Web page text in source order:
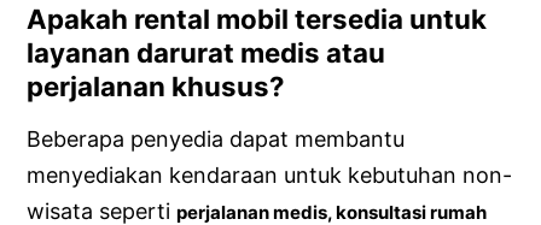
Apakah rental mobil tersedia untuk
layanan darurat medis atau
perjalanan khusus?
Beberapa penyedia dapat membantu
menyediakan kendaraan untuk kebutuhan non-
wisata sepertiperjalanan medis, konsultasi rumah